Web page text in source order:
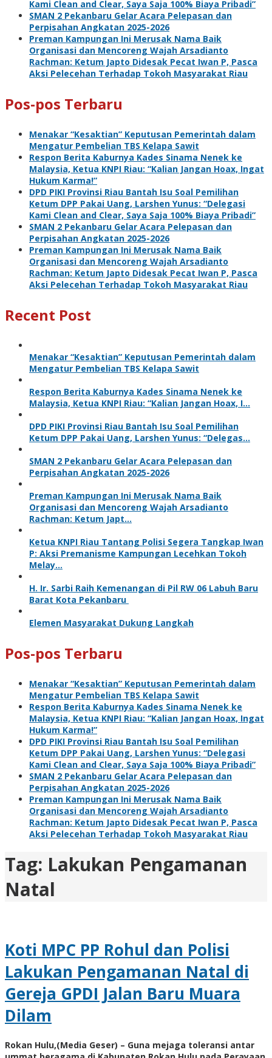
Kami Clean and Clear, Saya Saja 100% Biaya Pribadi”
SMAN 2 Pekanbaru Gelar Acara Pelepasan dan
Perpisahan Angkatan 2025-2026
Preman Kampungan Ini Merusak Nama Baik
Organisasi dan Mencoreng Wajah Arsadianto
Rachman: Ketum Japto Didesak Pecat Iwan P, Pasca
Aksi Pelecehan Terhadap Tokoh Masyarakat Riau
Pos-pos Terbaru
Menakar “Kesaktian” Keputusan Pemerintah dalam
Mengatur Pembelian TBS Kelapa Sawit
Respon Berita Kaburnya Kades Sinama Nenek ke
Malaysia, Ketua KNPI Riau: “Kalian Jangan Hoax, Ingat
Hukum Karma!”
DPD PIKI Provinsi Riau Bantah Isu Soal Pemilihan
Ketum DPP Pakai Uang, Larshen Yunus: “Delegasi
Kami Clean and Clear, Saya Saja 100% Biaya Pribadi”
SMAN 2 Pekanbaru Gelar Acara Pelepasan dan
Perpisahan Angkatan 2025-2026
Preman Kampungan Ini Merusak Nama Baik
Organisasi dan Mencoreng Wajah Arsadianto
Rachman: Ketum Japto Didesak Pecat Iwan P, Pasca
Aksi Pelecehan Terhadap Tokoh Masyarakat Riau
Recent Post
Menakar “Kesaktian” Keputusan Pemerintah dalam
Mengatur Pembelian TBS Kelapa Sawit
Respon Berita Kaburnya Kades Sinama Nenek ke
Malaysia, Ketua KNPI Riau: “Kalian Jangan Hoax, I…
DPD PIKI Provinsi Riau Bantah Isu Soal Pemilihan
Ketum DPP Pakai Uang, Larshen Yunus: “Delegas…
SMAN 2 Pekanbaru Gelar Acara Pelepasan dan
Perpisahan Angkatan 2025-2026
Preman Kampungan Ini Merusak Nama Baik
Organisasi dan Mencoreng Wajah Arsadianto
Rachman: Ketum Japt…
Ketua KNPI Riau Tantang Polisi Segera Tangkap Iwan
P: Aksi Premanisme Kampungan Lecehkan Tokoh
Melay…
H. Ir. Sarbi Raih Kemenangan di Pil RW 06 Labuh Baru
Barat Kota Pekanbaru
Elemen Masyarakat Dukung Langkah
Pos-pos Terbaru
Menakar “Kesaktian” Keputusan Pemerintah dalam
Mengatur Pembelian TBS Kelapa Sawit
Respon Berita Kaburnya Kades Sinama Nenek ke
Malaysia, Ketua KNPI Riau: “Kalian Jangan Hoax, Ingat
Hukum Karma!”
DPD PIKI Provinsi Riau Bantah Isu Soal Pemilihan
Ketum DPP Pakai Uang, Larshen Yunus: “Delegasi
Kami Clean and Clear, Saya Saja 100% Biaya Pribadi”
SMAN 2 Pekanbaru Gelar Acara Pelepasan dan
Perpisahan Angkatan 2025-2026
Preman Kampungan Ini Merusak Nama Baik
Organisasi dan Mencoreng Wajah Arsadianto
Rachman: Ketum Japto Didesak Pecat Iwan P, Pasca
Aksi Pelecehan Terhadap Tokoh Masyarakat Riau
Tag: Lakukan Pengamanan
Natal
Koti MPC PP Rohul dan Polisi
Lakukan Pengamanan Natal di
Gereja GPDI Jalan Baru Muara
Dilam
Rokan Hulu,(Media Geser) – Guna mejaga toleransi antar